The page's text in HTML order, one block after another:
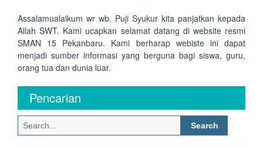
Assalamualaikum wr wb. Puji Syukur kita panjatkan kepada
Allah SWT. Kami ucapkan selamat datang di website resmi
SMAN 15 Pekanbaru. Kami berharap webiste ini dapat
menjadi sumber informasi yang berguna bagi siswa, guru,
orang tua dan dunia luar.
Pencarian
Search
for: